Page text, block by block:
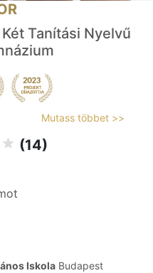
Tanítási Nyelvű
Mutass többet >>
(14)
Iskola Budapest